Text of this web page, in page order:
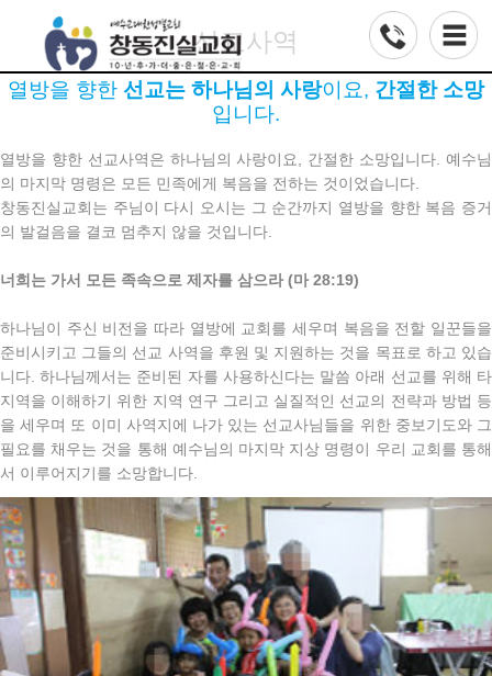
선교사역
열방을 향한 선교는 하나님의 사랑이요, 간절한 소망
입니다.
열방을 향한 선교사역은 하나님의 사랑이요, 간절한 소망입니다. 예수님
의 마지막 명령은 모든 민족에게 복음을 전하는 것이었습니다.
창동진실교회는 주님이 다시 오시는 그 순간까지 열방을 향한 복음 증거
의 발걸음을 결코 멈추지 않을 것입니다.
너희는 가서 모든 족속으로 제자를 삼으라 (마 28:19)
하나님이 주신 비전을 따라 열방에 교회를 세우며 복음을 전할 일꾼들을
준비시키고 그들의 선교 사역을 후원 및 지원하는 것을 목표로 하고 있습
니다. 하나님께서는 준비된 자를 사용하신다는 말씀 아래 선교를 위해 타
지역을 이해하기 위한 지역 연구 그리고 실질적인 선교의 전략과 방법 등
을 세우며 또 이미 사역지에 나가 있는 선교사님들을 위한 중보기도와 그
필요를 채우는 것을 통해 예수님의 마지막 지상 명령이 우리 교회를 통해
서 이루어지기를 소망합니다.